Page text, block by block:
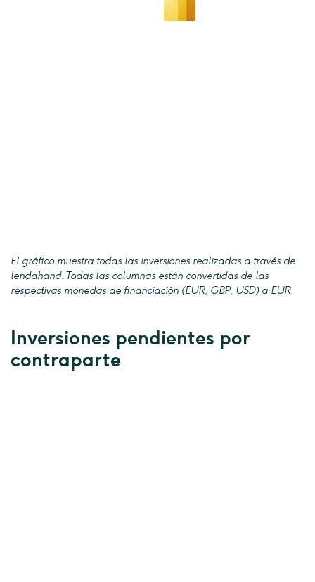
El gráfico muestra todas las inversiones realizadas a través de
lendahand. Todas las columnas están convertidas de las
respectivas monedas de financiación (EUR, GBP, USD) a EUR.
Inversiones pendientes por
contraparte